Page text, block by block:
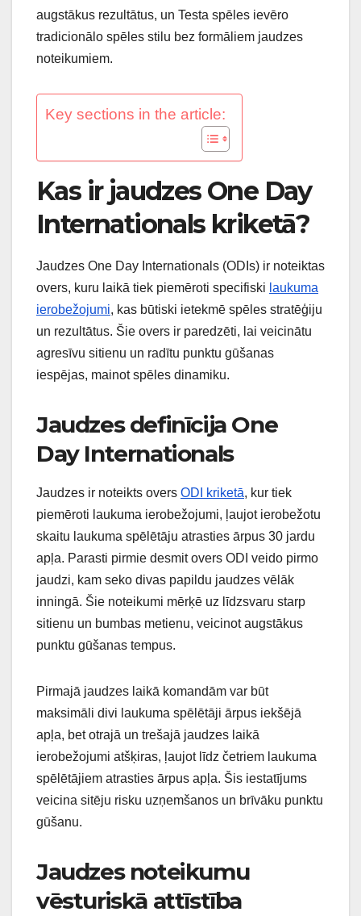
augstākus rezultātus, un Testa spēles ievēro
tradicionālo spēles stilu bez formāliem jaudzes
noteikumiem.
Key sections in the article:
Kas ir jaudzes One Day
Internationals kriketā?
Jaudzes One Day Internationals (ODIs) ir noteiktas
overs, kuru laikā tiek piemēroti specifiski laukuma
ierobežojumi, kas būtiski ietekmē spēles stratēģiju
un rezultātus. Šie overs ir paredzēti, lai veicinātu
agresīvu sitienu un radītu punktu gūšanas
iespējas, mainot spēles dinamiku.
Jaudzes definīcija One
Day Internationals
Jaudzes ir noteikts overs ODI kriketā, kur tiek
piemēroti laukuma ierobežojumi, ļaujot ierobežotu
skaitu laukuma spēlētāju atrasties ārpus 30 jardu
apļa. Parasti pirmie desmit overs ODI veido pirmo
jaudzi, kam seko divas papildu jaudzes vēlāk
inningā. Šie noteikumi mērķē uz līdzsvaru starp
sitienu un bumbas metienu, veicinot augstākus
punktu gūšanas tempus.
Pirmajā jaudzes laikā komandām var būt
maksimāli divi laukuma spēlētāji ārpus iekšējā
apļa, bet otrajā un trešajā jaudzes laikā
ierobežojumi atšķiras, ļaujot līdz četriem laukuma
spēlētājiem atrasties ārpus apļa. Šis iestatījums
veicina sitēju risku uzņemšanos un brīvāku punktu
gūšanu.
Jaudzes noteikumu
vēsturiskā attīstība